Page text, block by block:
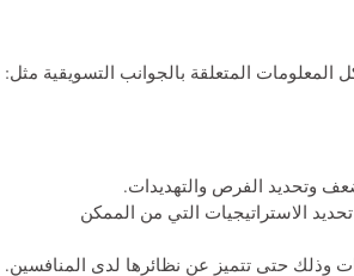
المعلومات المتعلقة بالجوانب التسويقية مثل:
الاستراتيجيات التي من الممكن